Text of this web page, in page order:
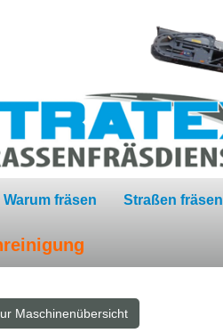
Warum fräsen Straßen fräsen
Maschinenübersicht